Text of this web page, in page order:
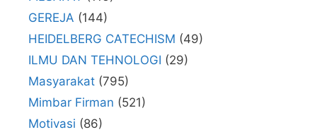
GEREJA (144)
HEIDELBERG CATECHISM (49)
ILMU DAN TEHNOLOGI (29)
Masyarakat (795)
Mimbar Firman (521)
Motivasi (86)